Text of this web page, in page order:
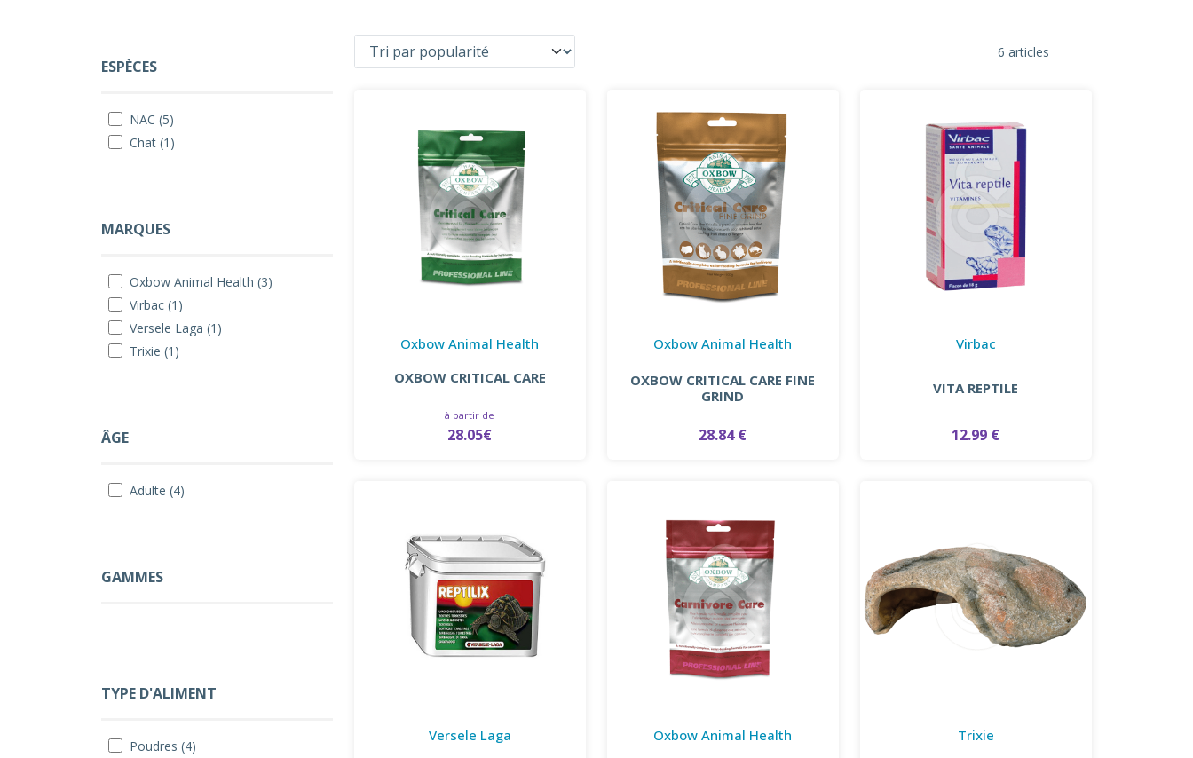
ESPÈCES
NAC (5)
Chat (1)
MARQUES
Oxbow Animal Health (3)
Virbac (1)
Versele Laga (1)
Trixie (1)
ÂGE
Adulte (4)
GAMMES
TYPE D'ALIMENT
Poudres (4)
6 articles
Oxbow Animal Health
OXBOW CRITICAL CARE
à partir de
28.05€
Oxbow Animal Health
OXBOW CRITICAL CARE FINE
GRIND
28.84 €
Virbac
VITA REPTILE
12.99 €
Versele Laga
Oxbow Animal Health
Trixie